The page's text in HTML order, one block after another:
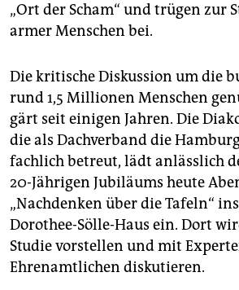
„Ort der Scham“ und trügen zur
armer Menschen bei.
Die kritische Diskussion um die
rund 1,5 Millionen Menschen
gärt seit einigen Jahren. Die
die als Dachverband die
fachlich betreut, lädt anlässlich
20-Jährigen Jubiläums heute
„Nachdenken über die Tafeln“
Dorothee-Sölle-Haus ein. Dort
Studie vorstellen und mit
Ehrenamtlichen diskutieren.